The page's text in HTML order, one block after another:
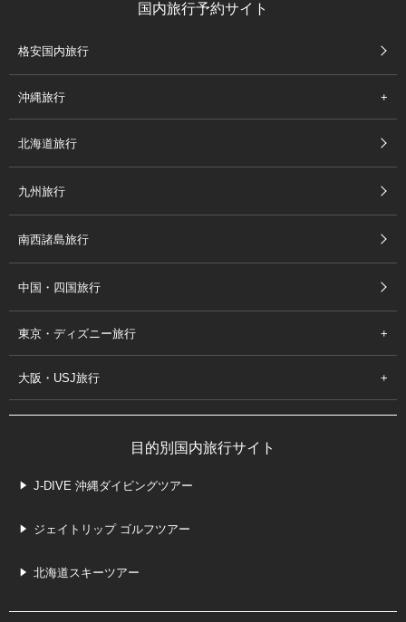
国内旅行予約サイト
格安国内旅行
沖縄旅行
北海道旅行
九州旅行
南西諸島旅行
中国・四国旅行
東京・ディズニー旅行
大阪・USJ旅行
目的別国内旅行サイト
J-DIVE 沖縄ダイビングツアー
ジェイトリップ ゴルフツアー
北海道スキーツアー